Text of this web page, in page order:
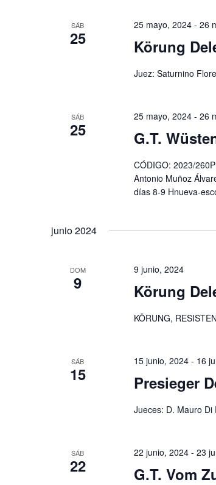
SÁB
25
25 mayo, 2024- 26
Körung
Juez: Saturnino
SÁB
25
25 mayo, 2024- 26
G.T.
CÓDIGO: 2023/
Antonio Muñoz
días 8-9 Hnueva-
junio 2024
DOM
9
9 junio, 2024
Körung
KÖRUNG,
SÁB
15
15 junio, 2024- 16
Presieger
Jueces: D.
SÁB
22
22 junio, 2024- 23
G.T. Vom